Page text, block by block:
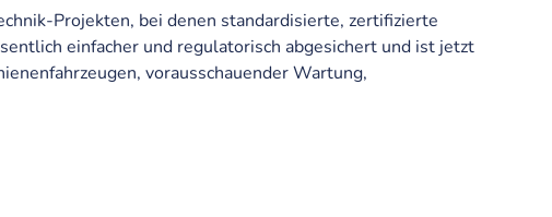
Projekten, bei denen standardisierte, zertifizierte
einfacher und regulatorisch abgesichert und ist jetzt
vorausschauender Wartung,